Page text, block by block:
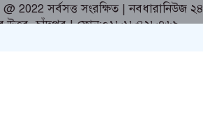
সর্বসত্ত সংরক্ষিত | নবধারানিউজ ২৪
উত্তর ,চাঁদপুর | ফোন:০১৮১৮৪২৮৭৬৯,